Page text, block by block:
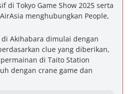
di Tokyo Game Show 2025 serta
menghubungkan People,
Akihabara dimulai dengan
clue yang diberikan,
di Taito Station
dengan crane game dan